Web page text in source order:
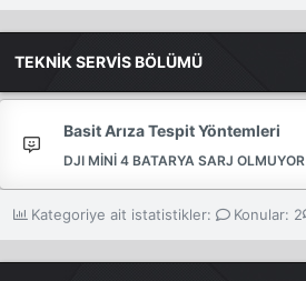
TEKNİK SERVİS BÖLÜMÜ
Basit Arıza Tespit Yöntemleri
DJI MİNİ 4 BATARYA SARJ OLMUYOR
Kategoriye ait istatistikler: Konular 2